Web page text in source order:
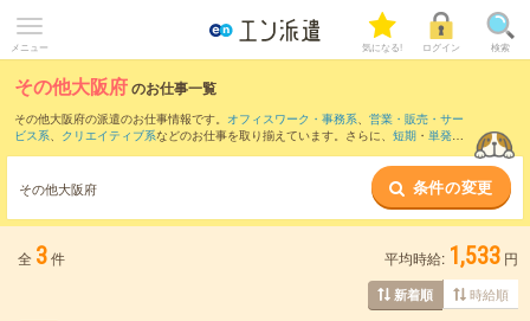
メニュー 気になる! ログイン 検索
その他大阪府のお仕事一覧
その他大阪府の派遣のお仕事情報です。 オフィスワーク・事務系、 営業・販売・サー
ビス系、 クリエイティブ系などのお仕事を取り揃えています。さらに、 短期 ・ 単発な
その他大阪府 条件の変更
全 3件 平均時給: 1,533 円
新着順 時給順